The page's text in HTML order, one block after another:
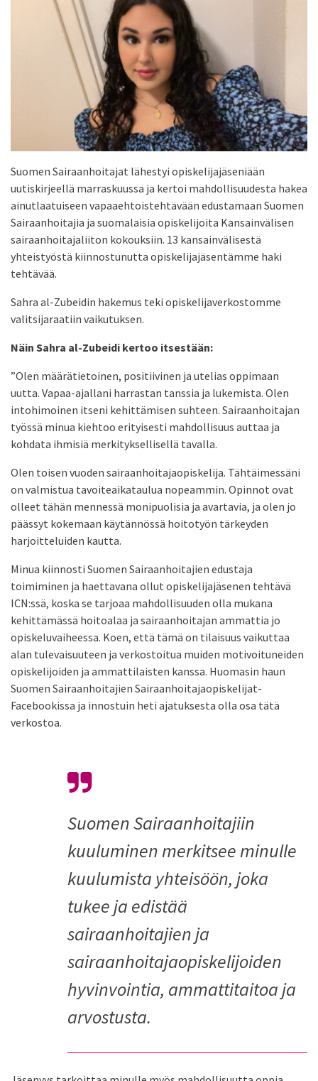
Suomen Sairaanhoitajat lähestyi opiskelijajäseniään
uutiskirjeellä marraskuussa ja kertoi mahdollisuudesta hakea
ainutlaatuiseen vapaaehtoistehtävään edustamaan Suomen
Sairaanhoitajia ja suomalaisia opiskelijoita Kansainvälisen
sairaanhoitajaliiton kokouksiin. 13 kansainvälisestä
yhteistyöstä kiinnostunutta opiskelijajäsentämme haki
tehtävää.
Sahra al-Zubeidin hakemus teki opiskelijaverkostomme
valitsijaraatiin vaikutuksen.
Näin Sahra al-Zubeidi kertoo itsestään:
”Olen määrätietoinen, positiivinen ja utelias oppimaan
uutta. Vapaa-ajallani harrastan tanssia ja lukemista. Olen
intohimoinen itseni kehittämisen suhteen. Sairaanhoitajan
työssä minua kiehtoo erityisesti mahdollisuus auttaa ja
kohdata ihmisiä merkityksellisellä tavalla.
Olen toisen vuoden sairaanhoitajaopiskelija. Tähtäimessäni
on valmistua tavoiteaikataulua nopeammin. Opinnot ovat
olleet tähän mennessä monipuolisia ja avartavia, ja olen jo
päässyt kokemaan käytännössä hoitotyön tärkeyden
harjoitteluiden kautta.
Minua kiinnosti Suomen Sairaanhoitajien edustaja
toimiminen ja haettavana ollut opiskelijajäsenen tehtävä
ICN:ssä, koska se tarjoaa mahdollisuuden olla mukana
kehittämässä hoitoalaa ja sairaanhoitajan ammattia jo
opiskeluvaiheessa. Koen, että tämä on tilaisuus vaikuttaa
alan tulevaisuuteen ja verkostoitua muiden motivoituneiden
opiskelijoiden ja ammattilaisten kanssa. Huomasin haun
Suomen Sairaanhoitajien Sairaanhoitajaopiskelijat-
Facebookissa ja innostuin heti ajatuksesta olla osa tätä
verkostoa.
Suomen Sairaanhoitajiin
kuuluminen merkitsee minulle
kuulumista yhteisöön, joka
tukee ja edistää
sairaanhoitajien ja
sairaanhoitajaopiskelijoiden
hyvinvointia, ammattitaitoa ja
arvostusta.